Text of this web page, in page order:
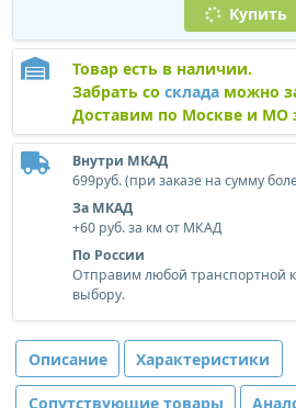
Купить
Товар есть в наличии.
Забрать со складаможно
Доставим по Москве и МО
Внутри МКАД
699руб. (при заказе на сумму
За МКАД
+60 руб. за км от МКАД
По России
Отправим любой транспортной
выбору.
Описание Характеристики
Сопутствующие товары